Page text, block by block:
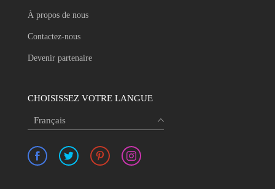
À propos de nous
Contactez-nous
Devenir partenaire
CHOISISSEZ VOTRE LANGUE
Français